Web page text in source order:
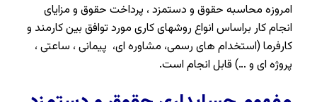
امروزه محاسبه حقوق و دستمزد ، پرداخت حقوق و مزایای
انجام کار براساس انواع روشهای کاری مورد توافق بین کارمند و
کارفرما (استخدام های رسمی، مشاوره ای، پیمانی ، ساعتی ،
پروژه ای و …) قابل انجام است.